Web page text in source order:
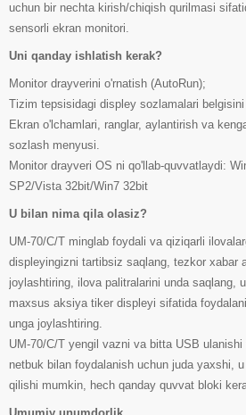
uchun bir nechta kirish/chiqish qurilmasi
sensorli ekran monitori.
Uni qanday ishlatish kerak?
Monitor drayverini o'rnatish (AutoRun);
Tizim tepsisidagi displey sozlamalari
Ekran o'lchamlari, ranglar, aylantirish va
sozlash menyusi.
Monitor drayveri OS ni qo'llab-quvvatlaydi:
SP2/Vista 32bit/Win7 32bit
U bilan nima qila olasiz?
UM-70/C/T minglab foydali va qiziqarli
displeyingizni tartibsiz saqlang, tezkor xabar
joylashtiring, ilova palitralarini unda saqlang,
maxsus aksiya tiker displeyi sifatida
unga joylashtiring.
UM-70/C/T yengil vazni va bitta USB
netbuk bilan foydalanish uchun juda yaxshi,
qilishi mumkin, hech qanday quvvat bloki